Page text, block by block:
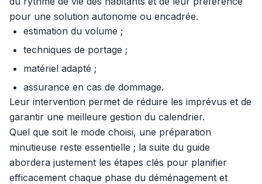
pour une solution autonome ou encadrée.
estimation du volume ;
techniques de portage ;
matériel adapté ;
assurance en cas de dommage.
Leur intervention permet de réduire les imprévus et de
garantir une meilleure gestion du calendrier.
Quel que soit le mode choisi, une préparation
minutieuse reste essentielle ; la suite du guide
abordera justement les étapes clés pour planifier
efficacement chaque phase du déménagement et